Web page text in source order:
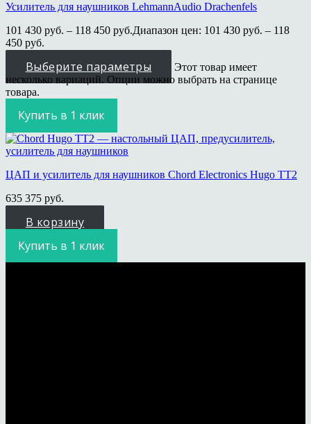
Усилитель для наушников LehmannAudio Drachenfels
101 430 руб. – 118 450 руб.Диапазон цен: 101 430 руб. – 118
450 руб.
Выберите параметры
Этот товар имеет
несколько вариаций. Опции можно выбрать на странице
товара.
Купить в 1 клик
ЦАП и усилитель для наушников Chord Electronics Hugo TT2
635 375 руб.
В корзину
Купить в 1 клик